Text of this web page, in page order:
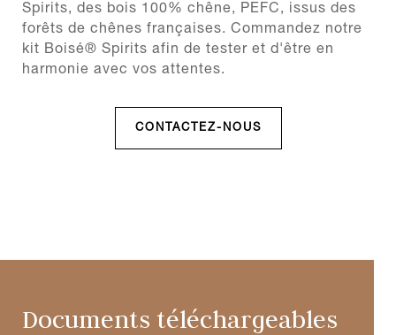
Spirits, des bois 100% chêne, PEFC, issus des
forêts de chênes françaises. Commandez notre
kit Boisé® Spirits afin de tester et d'être en
harmonie avec vos attentes.
CONTACTEZ-NOUS
Documents téléchargeables